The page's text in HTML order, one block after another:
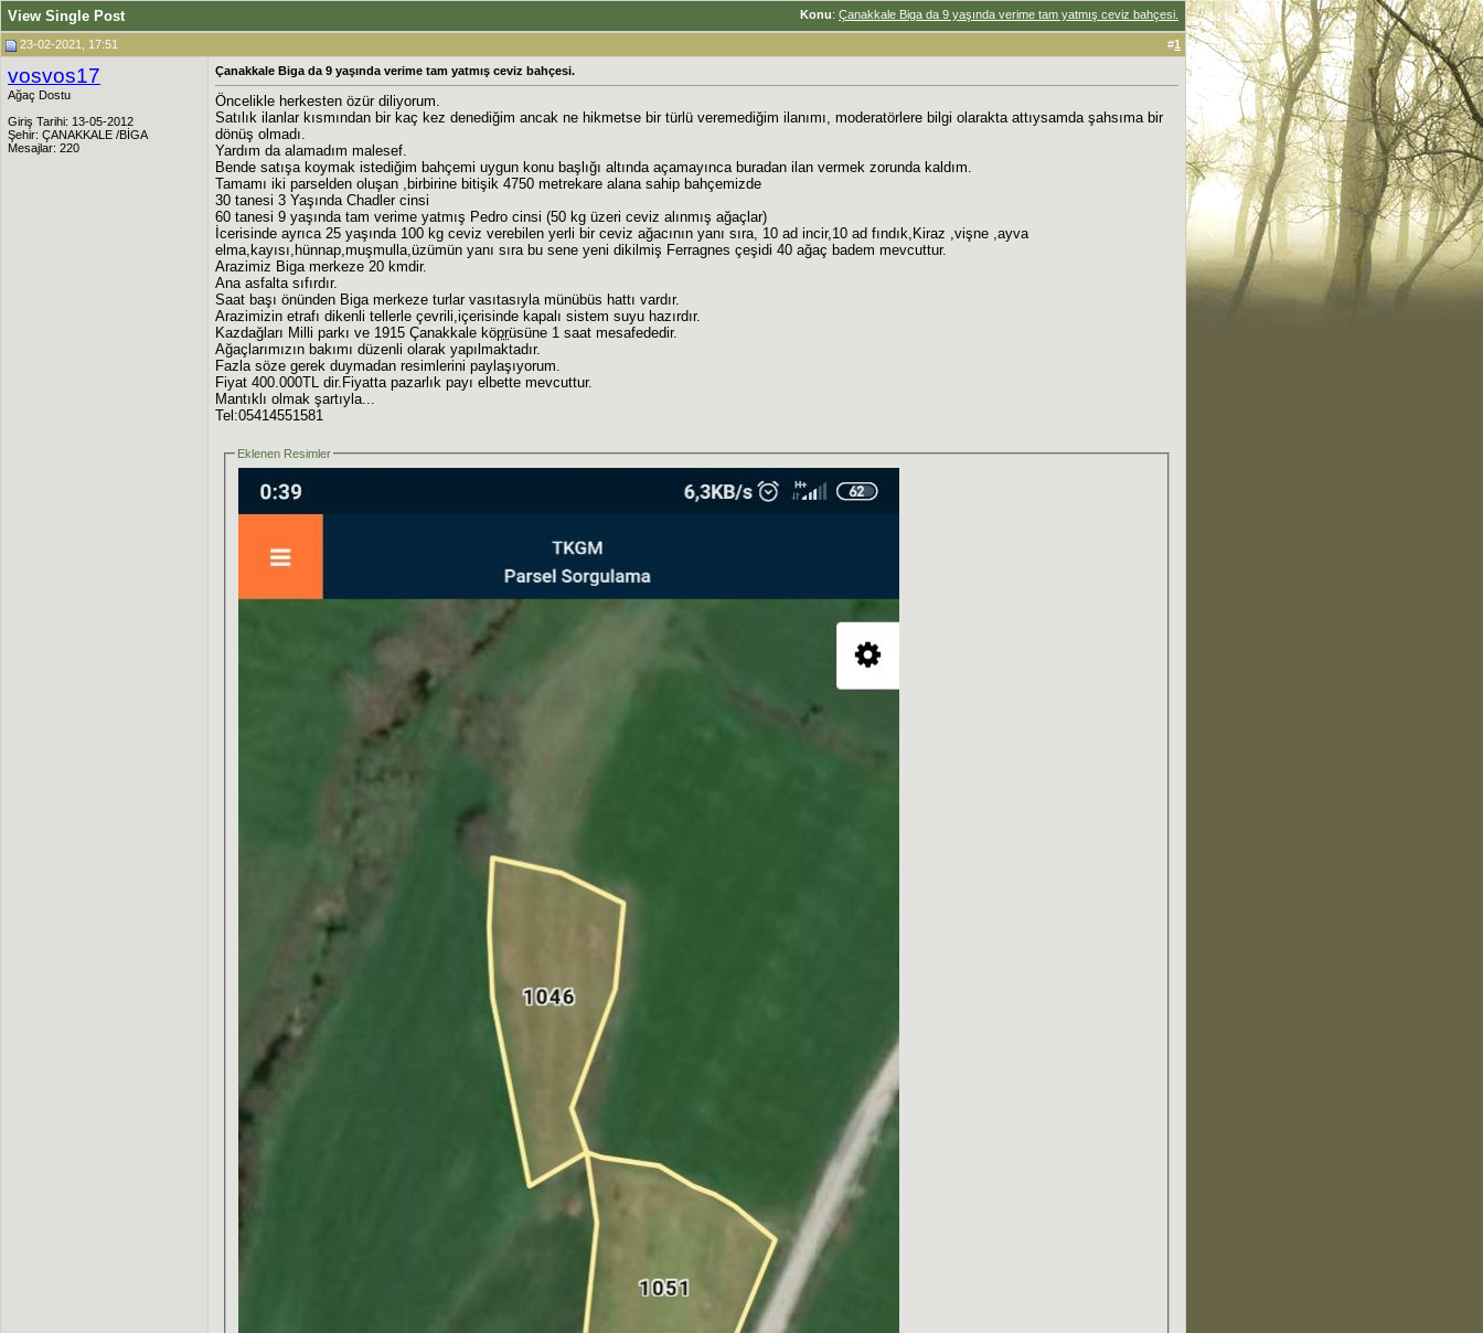
Konu: Çanakkale Biga da 9 yaşında verime tam yatmış ceviz bahçesi.
View Single Post
23-02-2021, 17:51 #1
vosvos17
Ağaç Dostu
Giriş Tarihi: 13-05-2012
Şehir: ÇANAKKALE /BİGA
Mesajlar: 220
Çanakkale Biga da 9 yaşında verime tam yatmış ceviz bahçesi.
Öncelikle herkesten özür diliyorum.
Satılık ilanlar kısmından bir kaç kez denediğim ancak ne hikmetse bir türlü veremediğim ilanımı, moderatörlere bilgi olarakta attıysamda şahsıma bir
dönüş olmadı.
Yardım da alamadım malesef.
Bende satışa koymak istediğim bahçemi uygun konu başlığı altında açamayınca buradan ilan vermek zorunda kaldım.
Tamamı iki parselden oluşan ,birbirine bitişik 4750 metrekare alana sahip bahçemizde
30 tanesi 3 Yaşında Chadler cinsi
60 tanesi 9 yaşında tam verime yatmış Pedro cinsi (50 kg üzeri ceviz alınmış ağaçlar)
İcerisinde ayrıca 25 yaşında 100 kg ceviz verebilen yerli bir ceviz ağacının yanı sıra, 10 ad incir,10 ad fındık,Kiraz ,vişne ,ayva
elma,kayısı,hünnap,muşmulla,üzümün yanı sıra bu sene yeni dikilmiş Ferragnes çeşidi 40 ağaç badem mevcuttur.
Arazimiz Biga merkeze 20 kmdir.
Ana asfalta sıfırdır.
Saat başı önünden Biga merkeze turlar vasıtasıyla münübüs hattı vardır.
Arazimizin etrafı dikenli tellerle çevrili,içerisinde kapalı sistem suyu hazırdır.
Kazdağları Milli parkı ve 1915 Çanakkale köprüsüne 1 saat mesafededir.
Ağaçlarımızın bakımı düzenli olarak yapılmaktadır.
Fazla söze gerek duymadan resimlerini paylaşıyorum.
Fiyat 400.000TL dir.Fiyatta pazarlık payı elbette mevcuttur.
Mantıklı olmak şartıyla...
Tel:05414551581
Eklenen Resimler